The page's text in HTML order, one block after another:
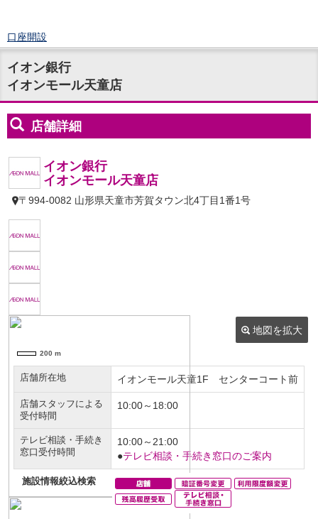
口座開設
ログイン
チャット
メニュー
商品・サービス
預金
円預金TOP
定期預金
積立式定期預金
外貨預金 TOP
NISA
金銭信託のしくみ
取扱商品一覧
iDeCo・国民年金基金
iDeCo（個人型確定拠出年金）
国民年金基金
ロボアドバイザークラウドファンディングTOP
WealthNavi for イオン銀行（ロボアドバイザー）
まいクラウドファンディング
ローン
住宅ローン
イオン銀行
イオンモール天童店